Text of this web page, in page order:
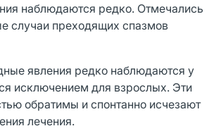
наблюдаются редко. Отмечались
случаи преходящих спазмов
явления редко наблюдаются у
исключением для взрослых. Эти
обратимы и спонтанно исчезают
лечения.